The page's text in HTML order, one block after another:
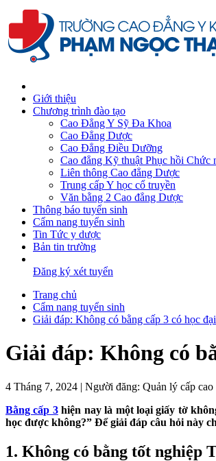
Giới thiệu
Chương trình đào tạo
Cao Đẳng Y Sỹ Đa Khoa
Cao Đẳng Dược
Cao Đẳng Điều Dưỡng
Cao đẳng Kỹ thuật Phục hồi Chức
Liên thông Cao đẳng Dược
Trung cấp Y học cổ truyền
Văn bằng 2 Cao đẳng Dược
Thông báo tuyển sinh
Cẩm nang tuyển sinh
Tin Tức y dược
Bản tin trường
Đăng ký xét tuyển
Trang chủ
Cẩm nang tuyển sinh
Giải đáp: Không có bằng cấp 3 có học
Giải đáp: Không có
4 Tháng 7, 2024 | Người đăng: Quản lý cấp cao
Bằng cấp 3hiện nay là một loại giấy tờ
học được không?” Để giải đáp câu hỏi này
1. Không có bằng tốt nghiệp